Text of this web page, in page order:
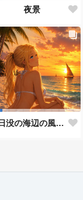
夜景
日没の海辺の風景（その２）